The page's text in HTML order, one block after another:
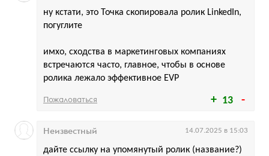
13
ну кстати, это Точка скопировала ролик LinkedIn,
погуглите
имхо, сходства в маркетинговых компаниях
встречаются часто, главное, чтобы в основе
ролика лежало эффективное EVP
Пожаловаться
дайте ссылку на упомянутый ролик (название?)
Неизвестный 14.07.2025 в 15:03